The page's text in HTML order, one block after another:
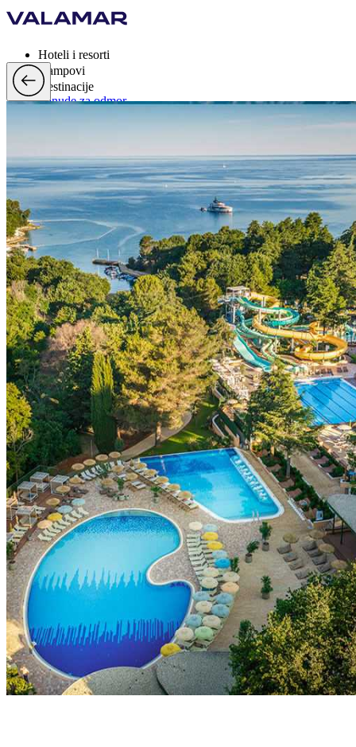
Hoteli i resorti
Kampovi
Destinacije
Ponude za odmor
Valamar Rewards
hr, EUR